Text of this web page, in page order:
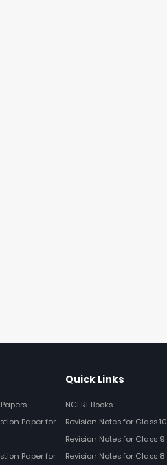
Paper for
Paper for
Quick Links
NCERT Books
Revision Notes for Class 10
Revision Notes for Class 9
Revision Notes for Class 8